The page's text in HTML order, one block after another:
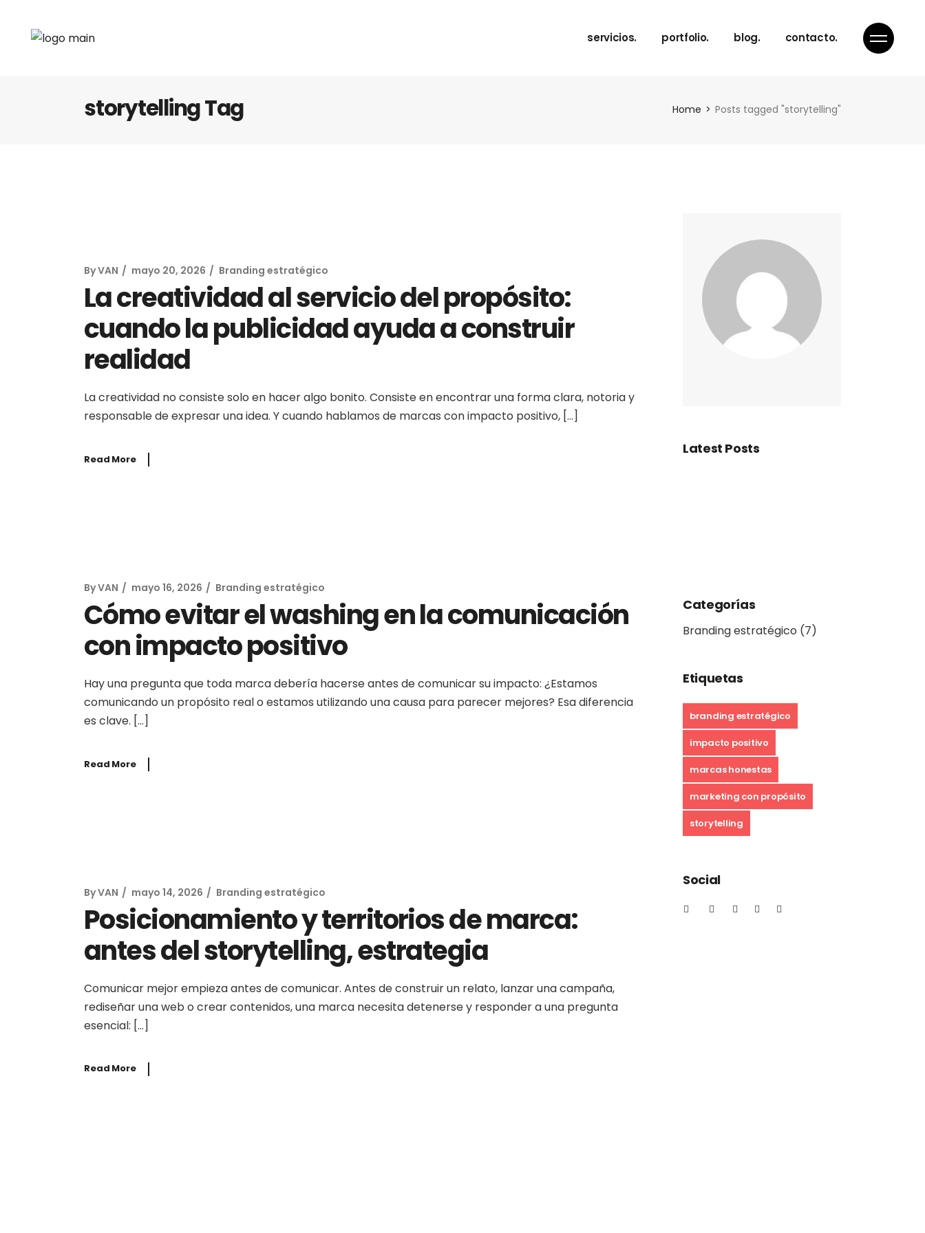
servicios. portfolio. blog. contacto.
storytelling Tag Home Posts tagged "storytelling"
ByVAN mayo 20, 2026 Branding estratégico
La creatividad al servicio del propósito:
cuando la publicidad ayuda a construir
realidad
La creatividad no consiste solo en hacer algo bonito. Consiste en encontrar una forma clara, notoria y
responsable de expresar una idea. Y cuando hablamos de marcas con impacto positivo, […]
Read More
ByVAN mayo 16, 2026 Branding estratégico
Cómo evitar el washing en la comunicación
con impacto positivo
Hay una pregunta que toda marca debería hacerse antes de comunicar su impacto: ¿Estamos
comunicando un propósito real o estamos utilizando una causa para parecer mejores? Esa diferencia
es clave. […]
Read More
ByVAN mayo 14, 2026 Branding estratégico
Posicionamiento y territorios de marca:
antes del storytelling, estrategia
Comunicar mejor empieza antes de comunicar. Antes de construir un relato, lanzar una campaña,
rediseñar una web o crear contenidos, una marca necesita detenerse y responder a una pregunta
esencial: […]
Read More
Latest Posts
Categorías
Branding estratégico (7)
Etiquetas
branding estratégico
impacto positivo
marcas honestas
marketing con propósito
storytelling
Social